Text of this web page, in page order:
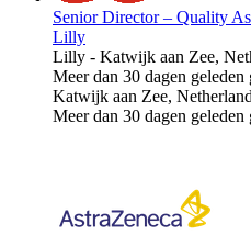
Senior Director – Quality
Lilly
Lilly - Katwijk aan Zee,
Meer dan 30 dagen geleden
Katwijk aan Zee,
Meer dan 30 dagen geleden